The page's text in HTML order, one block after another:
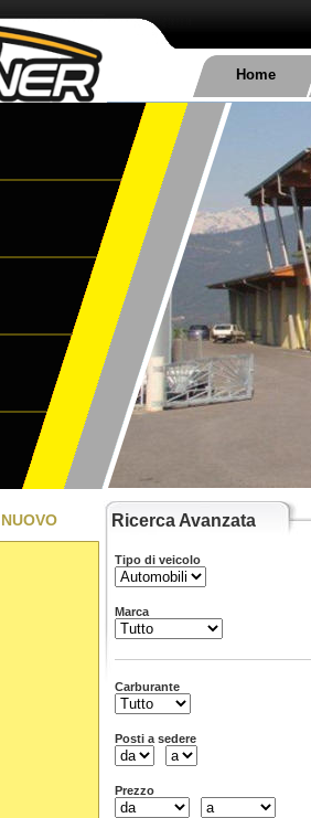
Home
NUOVO Ricerca Avanzata
Tipo di veicolo
Marca
Carburante
Posti a sedere
Prezzo